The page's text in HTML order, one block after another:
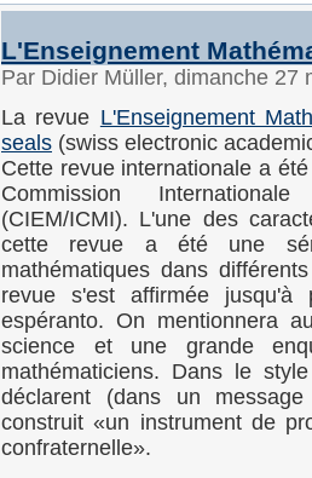
L'Enseignement
Par Didier Müller, dimanche 27
La revue L'Enseignement
seals (swiss electronic
Cette revue internationale a
Commission
(CIEM/ICMI). L'une des
cette revue a été une
mathématiques dans
revue s'est affirmée
espéranto. On mentionnera
science et une grande
mathématiciens. Dans le
déclarent (dans un
construit «un instrument de
confraternelle».